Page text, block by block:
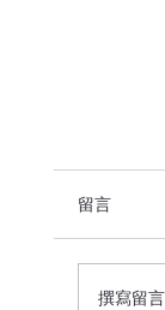
在思
地文
這些
個全
留言
撰寫留言